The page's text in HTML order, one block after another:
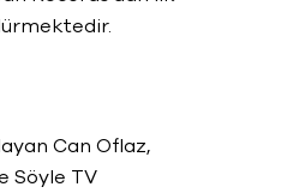
Can Oflaz,
Söyle TV